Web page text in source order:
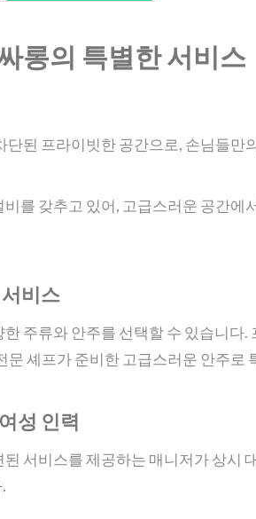
롱의 특별한 서비스
단된 프라이빗한 공간으로, 손님들만
를 갖추고 있어, 고급스러운 공간에
비스
주류와 안주를 선택할 수 있습니다
문 셰프가 준비한 고급스러운 안주로
성 인력
서비스를 제공하는 매니저가 상시